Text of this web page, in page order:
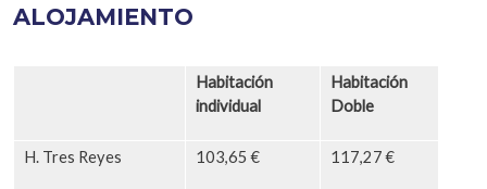
ALOJAMIENTO
Habitación
individual
Habitación
Doble
H. Tres Reyes 103,65 € 117,27 €